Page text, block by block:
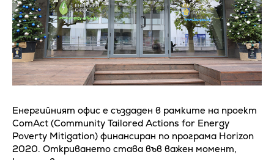
Енергийният офис е създаден в рамките на проект
ComAct (Community Tailored Actions for Energy
Poverty Mitigation) финансиран по програма Horizon
2020. Откриването става във важен момент,